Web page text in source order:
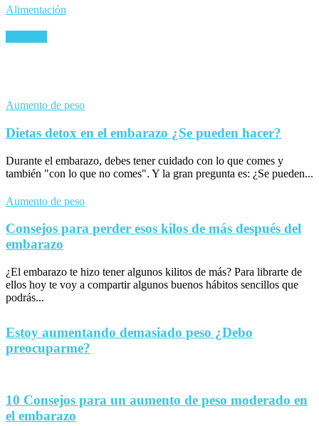
Alimentación
Aumento de peso
Dietas detox en el embarazo ¿Se pueden hacer?
Durante el embarazo, debes tener cuidado con lo que comes y
también "con lo que no comes". Y la gran pregunta es: ¿Se pueden...
Aumento de peso
Consejos para perder esos kilos de más después del
embarazo
¿El embarazo te hizo tener algunos kilitos de más? Para librarte de
ellos hoy te voy a compartir algunos buenos hábitos sencillos que
podrás...
Estoy aumentando demasiado peso ¿Debo
preocuparme?
10 Consejos para un aumento de peso moderado en
el embarazo